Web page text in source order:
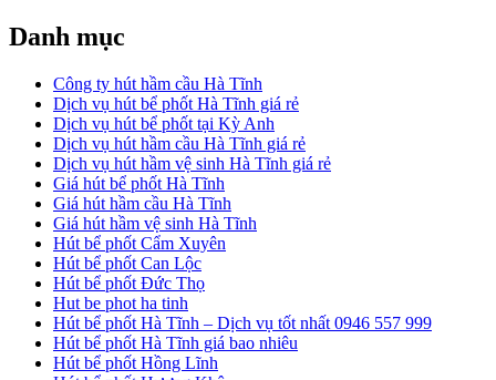
Danh mục
Công ty hút hầm cầu Hà Tĩnh
Dịch vụ hút bể phốt Hà Tĩnh giá rẻ
Dịch vụ hút bể phốt tại Kỳ Anh
Dịch vụ hút hầm cầu Hà Tĩnh giá rẻ
Dịch vụ hút hầm vệ sinh Hà Tĩnh giá rẻ
Giá hút bể phốt Hà Tĩnh
Giá hút hầm cầu Hà Tĩnh
Giá hút hầm vệ sinh Hà Tĩnh
Hút bể phốt Cẩm Xuyên
Hút bể phốt Can Lộc
Hút bể phốt Đức Thọ
Hut be phot ha tinh
Hút bể phốt Hà Tĩnh – Dịch vụ tốt nhất 0946 557 999
Hút bể phốt Hà Tĩnh giá bao nhiêu
Hút bể phốt Hồng Lĩnh